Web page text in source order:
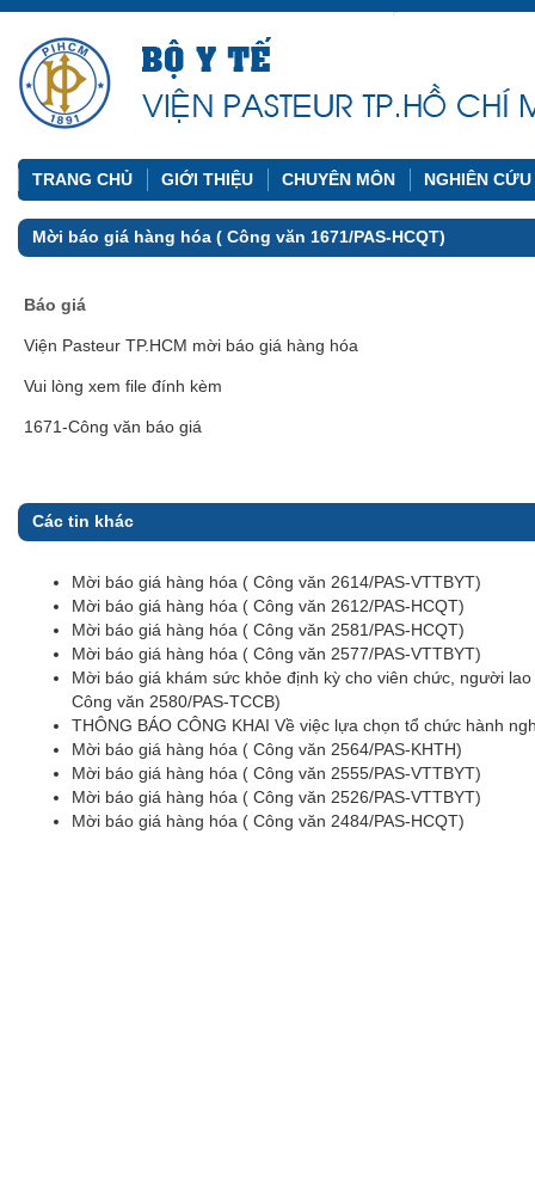
TRANG CHỦ GIỚI THIỆU CHUYÊN MÔN NGHIÊN
Mời báo giá hàng hóa ( Công văn 1671/PAS-HCQT)
Báo giá
Viện Pasteur TP.HCM mời báo giá hàng hóa
Vui lòng xem file đính kèm
1671-Công văn báo giá
Các tin khác
Mời báo giá hàng hóa ( Công văn 2614/PAS-VTTBYT)
Mời báo giá hàng hóa ( Công văn 2612/PAS-HCQT)
Mời báo giá hàng hóa ( Công văn 2581/PAS-HCQT)
Mời báo giá hàng hóa ( Công văn 2577/PAS-VTTBYT)
Mời báo giá khám sức khỏe định kỳ cho viên chức, người
Công văn 2580/PAS-TCCB)
THÔNG BÁO CÔNG KHAI Về việc lựa chọn tổ chức hành
Mời báo giá hàng hóa ( Công văn 2564/PAS-KHTH)
Mời báo giá hàng hóa ( Công văn 2555/PAS-VTTBYT)
Mời báo giá hàng hóa ( Công văn 2526/PAS-VTTBYT)
Mời báo giá hàng hóa ( Công văn 2484/PAS-HCQT)